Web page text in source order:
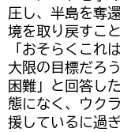
圧し、半島を奪
境を取り戻すこ
「おそらくこれ
大限の目標だろ
困難」と回答し
態になく、ウク
援しているに過